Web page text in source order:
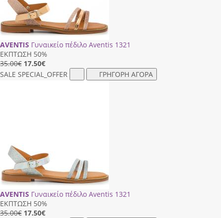
AVENTIS Γυναικείο πέδιλο Aventis 1321
ΕΚΠΤΩΣΗ 50%
35.00€ 17.50€
SALE SPECIAL_OFFER ΓΡΗΓΟΡΗ ΑΓΟΡΑ
AVENTIS Γυναικείο πέδιλο Aventis 1321
ΕΚΠΤΩΣΗ 50%
35.00€ 17.50€